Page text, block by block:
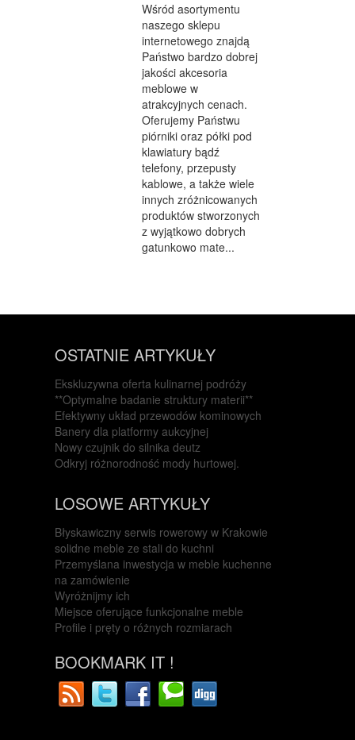
Wśród asortymentu
naszego sklepu
internetowego znajdą
Państwo bardzo dobrej
jakości akcesoria
meblowe w
atrakcyjnych cenach.
Oferujemy Państwu
piórniki oraz półki pod
klawiatury bądź
telefony, przepusty
kablowe, a także wiele
innych zróżnicowanych
produktów stworzonych
z wyjątkowo dobrych
gatunkowo mate...
OSTATNIE ARTYKUŁY
Ekskluzywna oferta kulinarnej podróży
**Optymalne badanie struktury materii**
Efektywny układ przewodów kominowych
Banery dla platformy aukcyjnej
Nowy czujnik do silnika deutz
Odkryj różnorodność mody hurtowej.
LOSOWE ARTYKUŁY
Błyskawiczny serwis rowerowy w Krakowie
solidne meble ze stali do kuchni
Przemyślana inwestycja w meble kuchenne
na zamówienie
Wyróżnijmy ich
Miejsce oferujące funkcjonalne meble
Profile i pręty o różnych rozmiarach
BOOKMARK IT !